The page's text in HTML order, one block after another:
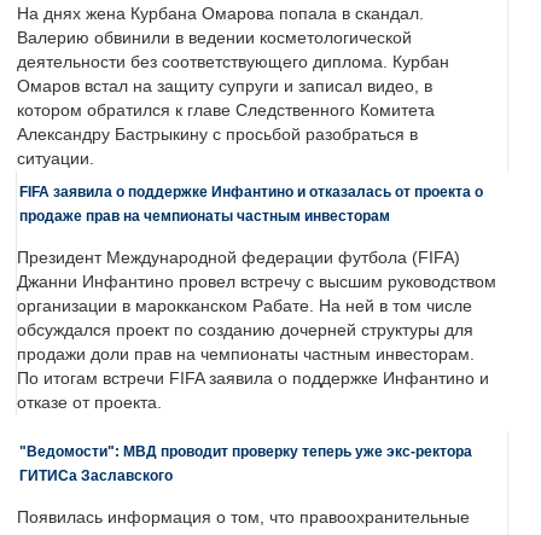
На днях жена Курбана Омарова попала в скандал.
Валерию обвинили в ведении косметологической
деятельности без соответствующего диплома. Курбан
Омаров встал на защиту супруги и записал видео, в
котором обратился к главе Следственного Комитета
Александру Бастрыкину с просьбой разобраться в
ситуации.
FIFA заявила о поддержке Инфантино и отказалась от проекта о
продаже прав на чемпионаты частным инвесторам
Президент Международной федерации футбола (FIFA)
Джанни Инфантино провел встречу с высшим руководством
организации в марокканском Рабате. На ней в том числе
обсуждался проект по созданию дочерней структуры для
продажи доли прав на чемпионаты частным инвесторам.
По итогам встречи FIFA заявила о поддержке Инфантино и
отказе от проекта.
"Ведомости": МВД проводит проверку теперь уже экс-ректора
ГИТИСа Заславского
Появилась информация о том, что правоохранительные